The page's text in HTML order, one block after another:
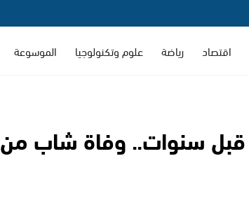
اقتصاد رياضة علوم وتكنولوجيا الموسوعة
قبل سنوات.. وفاة شاب من